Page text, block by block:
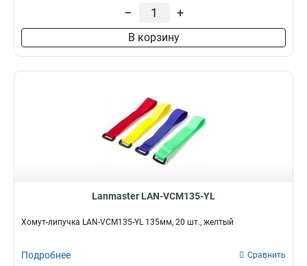
– +
В корзину
Lanmaster LAN-VCM135-YL
Хомут-липучка LAN-VCM135-YL 135мм, 20 шт., желтый
Подробнее Сравнить